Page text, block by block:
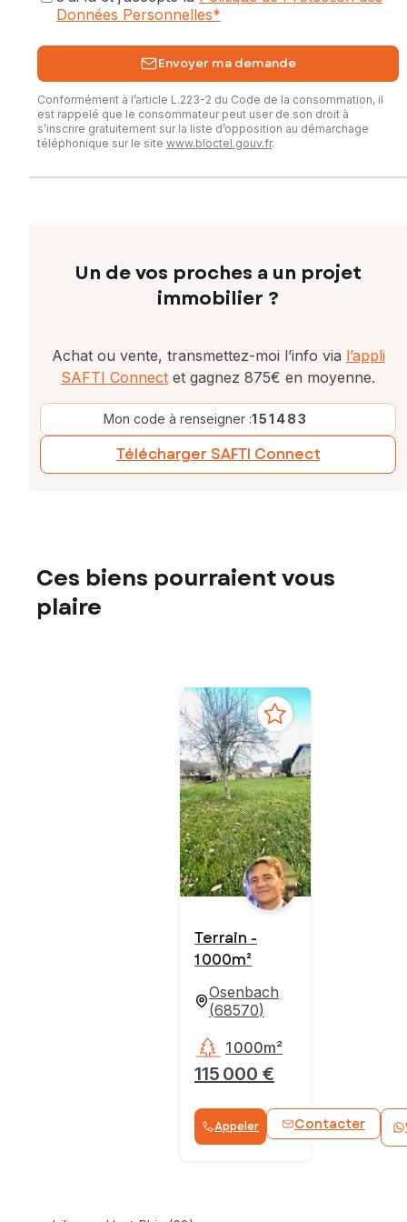
Données Personnelles*
Envoyer ma demande
Conformément à l’article L.223-2 du Code de la consommation, il
est rappelé que le consommateur peut user de son droit à
s’inscrire gratuitement sur la liste d’opposition au démarchage
téléphonique sur le site www.bloctel.gouv.fr.
Un de vos proches a un projet
immobilier ?
Achat ou vente, transmettez-moi l’info via l’appli
SAFTI Connect et gagnez 875€ en moyenne.
Mon code à renseigner :151483
Télécharger SAFTI Connect
Ces biens pourraient vous
plaire
Terrain -
1 000m²
Osenbach
(68570)
115 000 €
1 000m²
Appeler Contacter